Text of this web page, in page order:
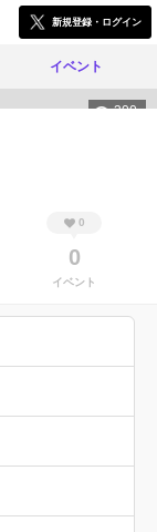
新規登録・ログイン
イベント
300
0
0
イベント